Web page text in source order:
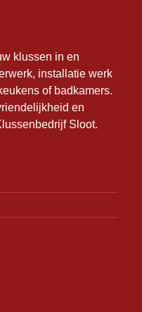
klussen in en
installatie werk
of badkamers.
en
Sloot.